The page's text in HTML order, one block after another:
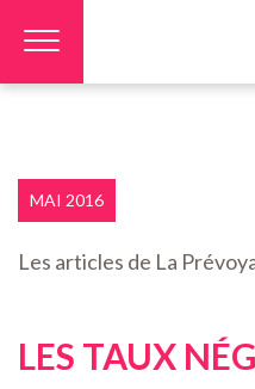
MAI 2016
Les articles de La
LES TAUX